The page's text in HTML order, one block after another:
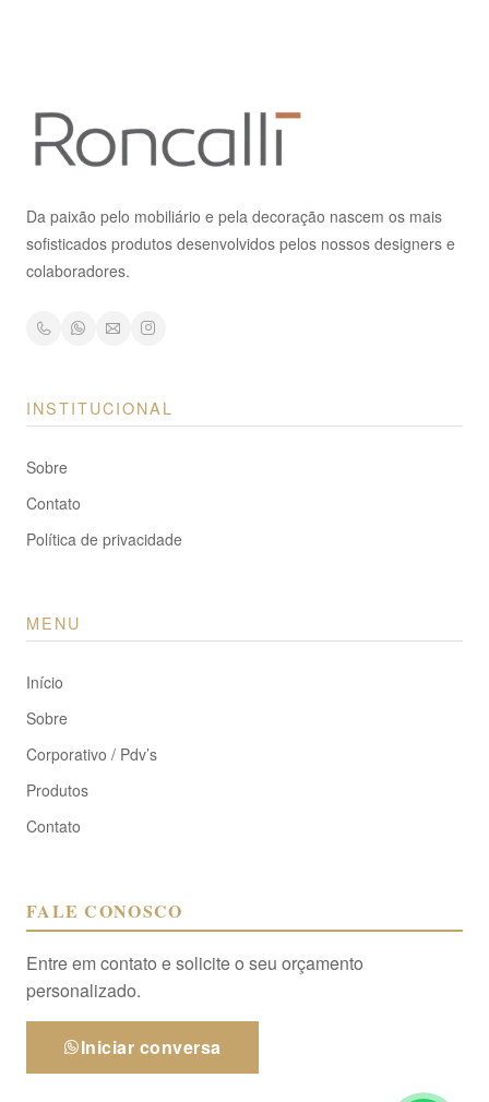
Da paixão pelo mobiliário e pela decoração nascem os mais
sofisticados produtos desenvolvidos pelos nossos designers e
colaboradores.
INSTITUCIONAL
Sobre
Contato
Política de privacidade
MENU
Início
Sobre
Corporativo / Pdv’s
Produtos
Contato
FALE CONOSCO
Entre em contato e solicite o seu orçamento
personalizado.
Iniciar conversa